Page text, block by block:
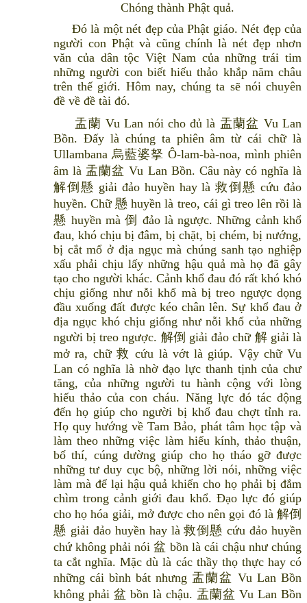
Chóng thành Phật quả.
Đó là một nét đẹp của Phật giáo. Nét đẹp của
người con Phật và cũng chính là nét đẹp nhơn
văn của dân tộc Việt Nam của những trái tim
những người con biết hiếu thảo khắp năm châu
trên thế giới. Hôm nay, chúng ta sẽ nói chuyên
đề về đề tài đó.
盂蘭 Vu Lan nói cho đủ là 盂蘭盆 Vu Lan
Bồn. Đấy là chúng ta phiên âm từ cái chữ là
Ullambana 烏藍婆拏 Ô-lam-bà-noa, mình phiên
âm là 盂蘭盆 Vu Lan Bồn. Câu này có nghĩa là
解倒懸 giải đảo huyền hay là 救倒懸 cứu đảo
huyền. Chữ 懸 huyền là treo, cái gì treo lên rồi là
懸 huyền mà 倒 đảo là ngược. Những cảnh khổ
đau, khó chịu bị đâm, bị chặt, bị chém, bị nướng,
bị cắt mổ ở địa ngục mà chúng sanh tạo nghiệp
xấu phải chịu lấy những hậu quả mà họ đã gây
tạo cho người khác. Cảnh khổ đau đó rất khó khó
chịu giống như nỗi khổ mà bị treo ngược dọng
đầu xuống đất được kéo chân lên. Sự khổ đau ở
địa ngục khó chịu giống như nỗi khổ của những
người bị treo ngược. 解倒 giải đảo chữ 解 giải là
mở ra, chữ 救 cứu là vớt là giúp. Vậy chữ Vu
Lan có nghĩa là nhờ đạo lực thanh tịnh của chư
tăng, của những người tu hành cộng với lòng
hiếu thảo của con cháu. Năng lực đó tác động
đến họ giúp cho người bị khổ đau chợt tỉnh ra.
Họ quy hướng về Tam Bảo, phát tâm học tập và
làm theo những việc làm hiếu kính, thảo thuận,
bố thí, cúng dường giúp cho họ tháo gỡ được
những tư duy cục bộ, những lời nói, những việc
làm mà để lại hậu quả khiến cho họ phải bị đắm
chìm trong cảnh giới đau khổ. Đạo lực đó giúp
cho họ hóa giải, mở được cho nên gọi đó là 解倒
懸 giải đảo huyền hay là 救倒懸 cứu đảo huyền
chứ không phải nói 盆 bồn là cái chậu như chúng
ta cắt nghĩa. Mặc dù là các thầy thọ thực hay có
những cái bình bát nhưng 盂蘭盆 Vu Lan Bồn
không phải 盆 bồn là chậu. 盂蘭盆 Vu Lan Bồn